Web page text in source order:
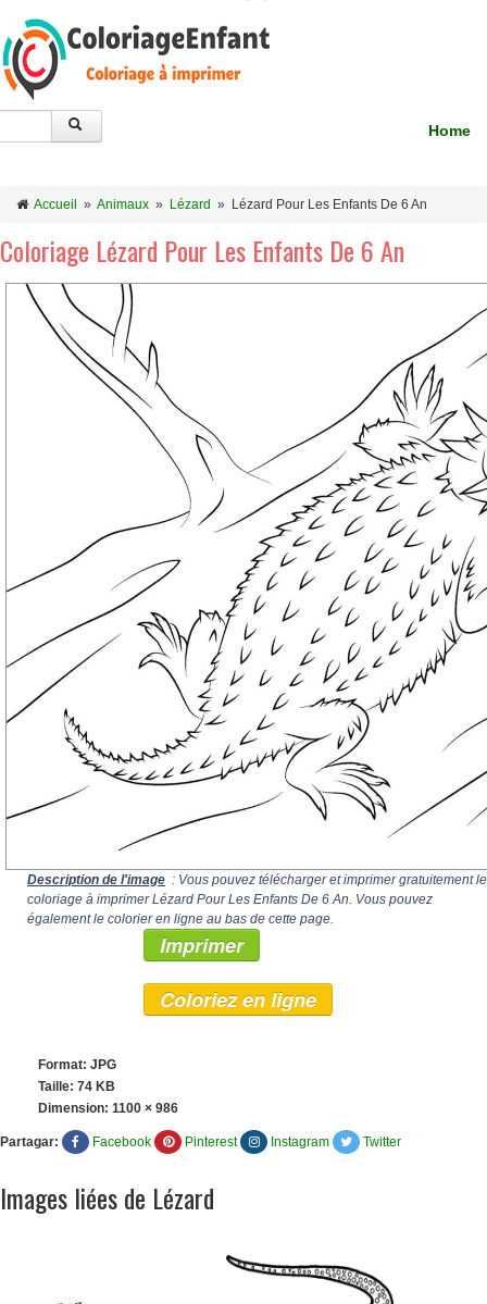
Home
Accueil » Animaux » Lézard » Lézard Pour Les Enfants De 6 An
Coloriage Lézard Pour Les Enfants De 6 An
Description de l'image : Vous pouvez télécharger et imprimer gratuitement le
coloriage à imprimer Lézard Pour Les Enfants De 6 An. Vous pouvez
également le colorier en ligne au bas de cette page.
Imprimer
Coloriez en ligne
Format: JPG
Taille: 74 KB
Dimension: 1100 × 986
Partagar: Facebook Pinterest Instagram Twitter
Images liées de Lézard